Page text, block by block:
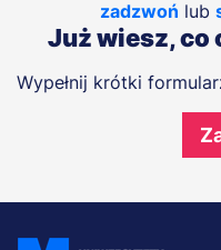
zadzwoń lub
Już wiesz, co
Wypełnij krótki